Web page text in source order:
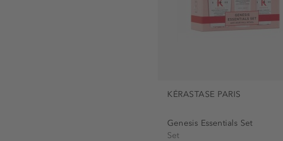
KÉRASTASE PARIS
Genesis Essentials Set
Set